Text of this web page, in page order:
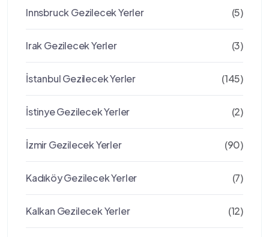
Innsbruck Gezilecek Yerler (5)
Irak Gezilecek Yerler (3)
İstanbul Gezilecek Yerler (145)
İstinye Gezilecek Yerler (2)
İzmir Gezilecek Yerler (90)
Kadıköy Gezilecek Yerler (7)
Kalkan Gezilecek Yerler (12)